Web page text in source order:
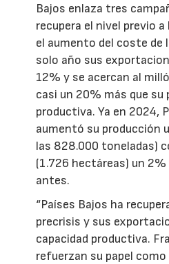
Bajos enlaza tres
recupera el nivel previo
el aumento del coste de
solo año sus
12% y se acercan al
casi un 20% más que su
productiva. Ya en 2024,
aumentó su producción
las 828.000 toneladas)
(1.726 hectáreas) un
antes.
“Países Bajos ha
precrisis y sus
capacidad productiva.
refuerzan su papel